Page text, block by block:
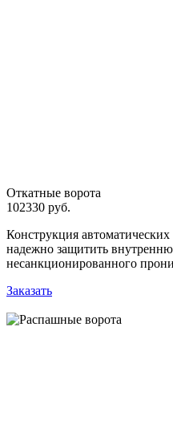
Откатные ворота
102330 руб.
Конструкция
надежно защитить
несанкционированного
Заказать